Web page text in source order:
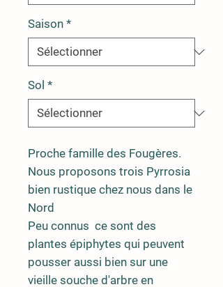
Saison *
Sol *
Proche famille des Fougères.
Nous proposons trois Pyrrosia
bien rustique chez nous dans le
Nord
Peu connus ce sont des
plantes épiphytes qui peuvent
pousser aussi bien sur une
vieille souche d'arbre en